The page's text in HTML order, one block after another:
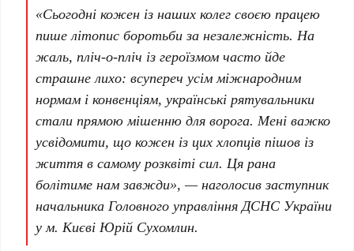
«Сьогодні кожен із наших колег своєю працею
пише літопис боротьби за незалежність. На
жаль, пліч-о-пліч із героїзмом часто йде
страшне лихо: всупереч усім міжнародним
нормам і конвенціям, українські рятувальники
стали прямою мішенню для ворога. Мені важко
усвідомити, що кожен із цих хлопців пішов із
життя в самому розквіті сил. Ця рана
болітиме нам завжди», — наголосив заступник
начальника Головного управління ДСНС України
у м. Києві Юрій Сухомлин.